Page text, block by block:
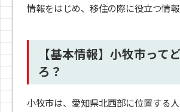
情報をはじめ、移住の際に役立つ情報
【基本情報】小牧市って
ろ？
小牧市は、愛知県北西部に位置する